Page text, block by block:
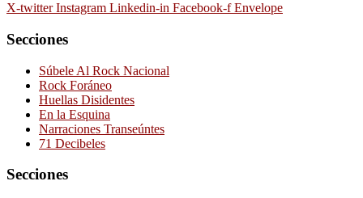
X-twitter Instagram Linkedin-in Facebook-f Envelope
Secciones
Súbele Al Rock Nacional
Rock Foráneo
Huellas Disidentes
En la Esquina
Narraciones Transeúntes
71 Decibeles
Secciones